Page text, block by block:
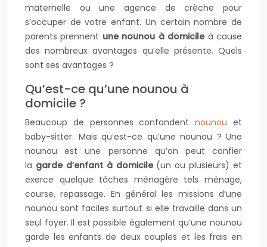
maternelle ou une agence de crèche pour
s’occuper de votre enfant. Un certain nombre de
parents prennent une nounou à domicileà cause
des nombreux avantages qu’elle présente. Quels
sont ses avantages ?
Qu’est-ce qu’une nounou à
domicile ?
Beaucoup de personnes confondentnounouet
baby-sitter. Mais qu’est-ce qu’une nounou ? Une
nounou est une personne qu’on peut confier
la garde d’enfant à domicile(un ou plusieurs) et
exerce quelque tâches ménagère tels ménage,
course, repassage. En général les missions d’une
nounou sont faciles surtout si elle travaille dans un
seul foyer. Il est possible également qu’une nounou
garde les enfants de deux couples et les frais en